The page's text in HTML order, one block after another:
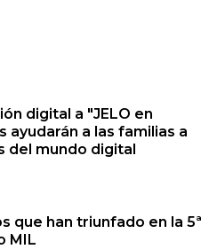
digital a "JELO en
ayudarán a las familias a
del mundo digital
que han triunfado en la 5ª
MIL